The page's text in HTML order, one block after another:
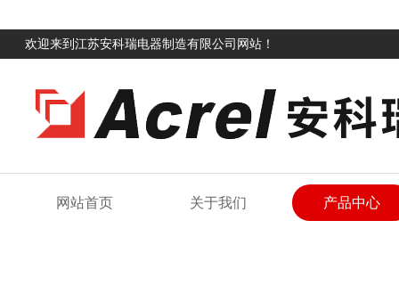
欢迎来到江苏安科瑞电器制造有限公司网站！
网站首页 关于我们 产品中心